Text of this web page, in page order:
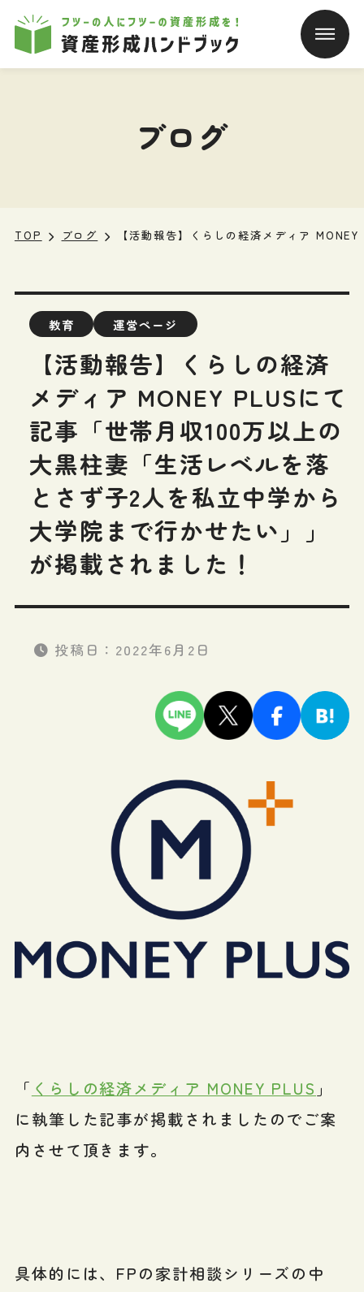
本文へ移動
ブログ
TOP ブログ 【活動報告】くらしの経済メディア
教育 運営ページ
【活動報告】くらしの経済
メディア MONEY PLUSにて
記事「世帯月収100万以上の
大黒柱妻「生活レベルを落
とさず子2人を私立中学から
大学院まで行かせたい」」
が掲載されました！
投稿日： 2022年6月2日
「 くらしの経済メディア MONEY PLUS 」
に執筆した記事が掲載されましたのでご案
内させて頂きます。
具体的には、FPの家計相談シリーズの中